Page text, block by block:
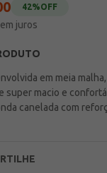
42%OFF
juros
em meia
super macio e
canelada com
e barra com
Malha Composição: